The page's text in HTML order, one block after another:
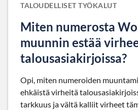
TALOUDELLISET TYÖKALUT
Miten numerosta
muunnin estää
talousasiakirjoissa?
Opi, miten numeroiden
ehkäistä virheitä
tarkkuus ja vältä kalliit virheet